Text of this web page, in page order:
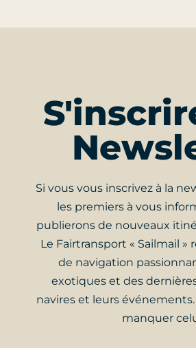
Si vous vous inscrivez à la
les premiers à vous
publierons de nouveaux
Le Fairtransport « Sailmail
de navigation
exotiques et des
navires et leurs
manquer